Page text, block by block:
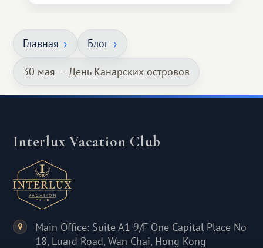
Главная Блог
30 мая — День Канарских островов
Interlux Vacation Club
Main Office: Suite A1 9/F One Capital Place No
18, Luard Road, Wan Chai, Hong Kong